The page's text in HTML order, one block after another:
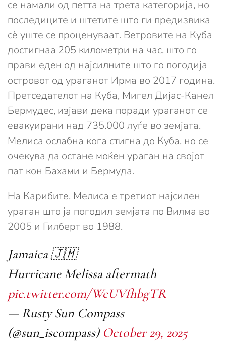
се намали од петта на трета категорија, но
последиците и штетите што ги предизвика
сè уште се проценуваат. Ветровите на Куба
достигнаа 205 километри на час, што го
прави еден од најсилните што го погодија
островот од ураганот Ирма во 2017 година.
Претседателот на Куба, Мигел Дијас-Канел
Бермудес, изјави дека поради ураганот се
евакуирани над 735.000 луѓе во земјата.
Мелиса ослабна кога стигна до Куба, но се
очекува да остане моќен ураган на својот
пат кон Бахами и Бермуда.
На Карибите, Мелиса е третиот најсилен
ураган што ја погодил земјата по Вилма во
2005 и Гилберт во 1988.
Jamaica 🇯🇲
Hurricane Melissa aftermath
pic.twitter.com/WcUVfhbgTR
— Rusty Sun Compass
(@sun_iscompass) October 29, 2025